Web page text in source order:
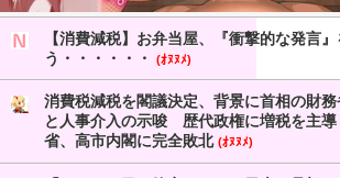
【消費減税】お弁当屋、『衝撃的な発言
う・・・・・・
(ｵﾇﾇﾒ)
消費税減税を閣議決定、背景に首相の財
と人事介入の示唆 歴代政権に増税を主導
省、高市内閣に完全敗北 (ｵﾇﾇﾒ)